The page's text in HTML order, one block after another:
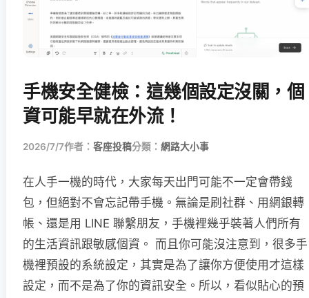
手機安全健檢：這幾個設定沒關，個
資可能早就在外流！
2026/7/7作者： 客座投稿分類： 網路大小事
在人手一機的時代，大家每天出門可能不一定會帶錢
包，但絕對不會忘記帶手機。無論是刷社群、用網銀轉
帳、還是用 LINE 聯繫朋友，手機裡幾乎裝著人們所有
的生活資訊跟敏感個資。 而且你可能沒注意到，很多手
機裡預設的系統設定，其實是為了讓你方便使用才這樣
設定，而不是為了你的資訊安全。所以，看似貼心的預